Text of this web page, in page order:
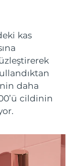
kas
daha
cildinin
tarihi8/15/26
tarihi 8/13/26
tarihi 8/12/26
tarihi
tarihi8/13/26
tarihi